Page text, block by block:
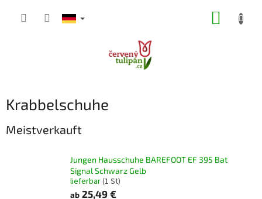
Krabbelschuhe
Meistverkauft
Jungen Hausschuhe BAREFOOT EF 395 Bat
Signal Schwarz Gelb
lieferbar(1 St)
ab 25,49 €